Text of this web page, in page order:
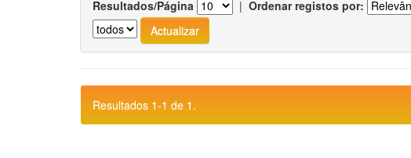
Resultados/Página | Ordenar registos por:
Resultados 1-1 de 1.